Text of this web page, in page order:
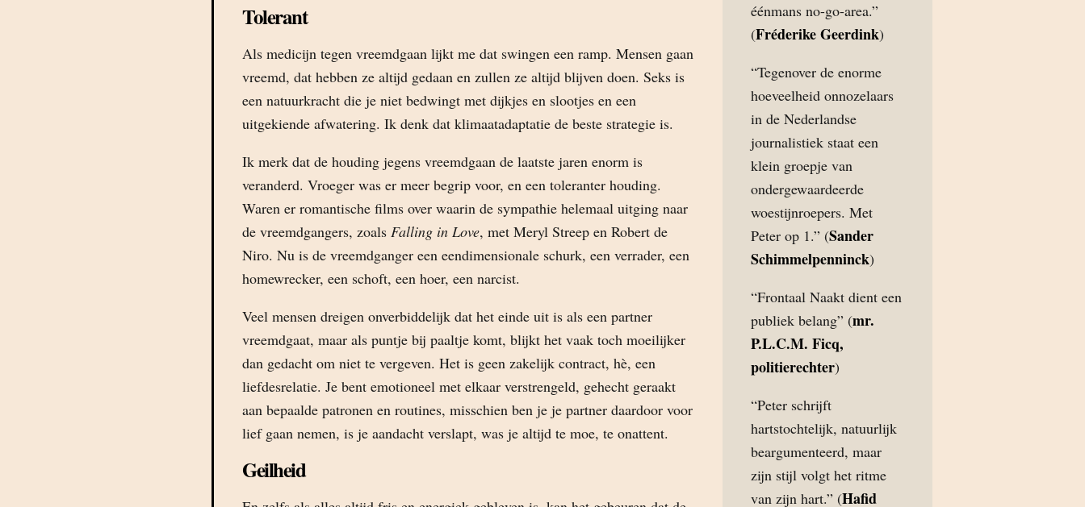
Tolerant
Als medicijn tegen vreemdgaan lijkt me dat swingen een ramp. Mensen gaan
vreemd, dat hebben ze altijd gedaan en zullen ze altijd blijven doen. Seks is
een natuurkracht die je niet bedwingt met dijkjes en slootjes en een
uitgekiende afwatering. Ik denk dat klimaatadaptatie de beste strategie is.
Ik merk dat de houding jegens vreemdgaan de laatste jaren enorm is
veranderd. Vroeger was er meer begrip voor, en een toleranter houding.
Waren er romantische films over waarin de sympathie helemaal uitging naar
de vreemdgangers, zoals Falling in Love, met Meryl Streep en Robert de
Niro. Nu is de vreemdganger een eendimensionale schurk, een verrader, een
homewrecker, een schoft, een hoer, een narcist.
Veel mensen dreigen onverbiddelijk dat het einde uit is als een partner
vreemdgaat, maar als puntje bij paaltje komt, blijkt het vaak toch moeilijker
dan gedacht om niet te vergeven. Het is geen zakelijk contract, hè, een
liefdesrelatie. Je bent emotioneel met elkaar verstrengeld, gehecht geraakt
aan bepaalde patronen en routines, misschien ben je je partner daardoor voor
lief gaan nemen, is je aandacht verslapt, was je altijd te moe, te onattent.
Geilheid
éénmans no-go-area.”
(Fréderike Geerdink)
“Tegenover de enorme
hoeveelheid onnozelaars
in de Nederlandse
journalistiek staat een
klein groepje van
ondergewaardeerde
woestijnroepers. Met
Peter op 1.” (Sander
Schimmelpenninck)
“Frontaal Naakt dient een
publiek belang” (mr.
P.L.C.M. Ficq,
politierechter)
“Peter schrijft
hartstochtelijk, natuurlijk
beargumenteerd, maar
zijn stijl volgt het ritme
van zijn hart.” (Hafid